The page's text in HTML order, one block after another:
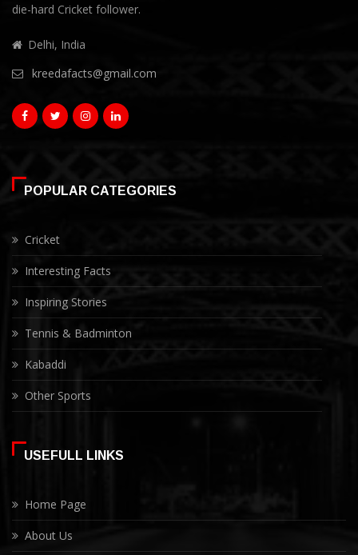
die-hard Cricket follower.
Delhi, India
kreedafacts@gmail.com
POPULAR CATEGORIES
Cricket
Interesting Facts
Inspiring Stories
Tennis & Badminton
Kabaddi
Other Sports
USEFULL LINKS
Home Page
About Us